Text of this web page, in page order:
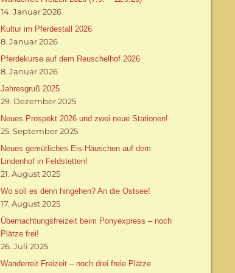
14. Januar 2026
Kultur im Pferdestall 2026
8. Januar 2026
Pferdekurse auf dem Reuschelhof 2026
8. Januar 2026
Jahresgruß 2025
29. Dezember 2025
Neues Prospekt 2026 und zwei neue Stationen!
25. September 2025
Neues gemütliches Eis-Häuschen auf dem
Lindenhof in Feldstetten!
21. August 2025
Wo soll es denn hingehen? An die Ostsee!
17. August 2025
Übernachtungsfreizeit beim Ponyexpress – noch
Plätze frei!
26. Juli 2025
Wanderreit Freizeit – noch drei freie Plätze